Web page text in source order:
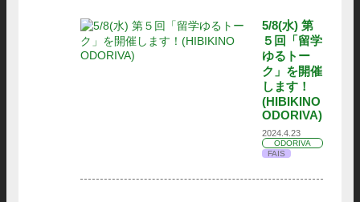
5/8(水) 第
５回「留学
ゆるトー
ク」を開催
します！
(HIBIKINO
ODORIVA)
2024.4.23
ODORIVA
FAIS